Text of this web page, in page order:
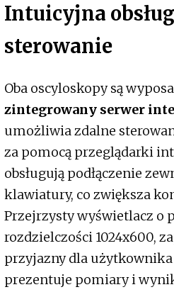
Intuicyjna
sterowanie
Oba oscyloskopy są
zintegrowany serwer
umożliwia zdalne
za pomocą przeglądarki
obsługują podłączenie
klawiatury, co zwiększa
Przejrzysty wyświetlacz o
rozdzielczości 1024x600,
przyjazny dla użytkownika
prezentuje pomiary i